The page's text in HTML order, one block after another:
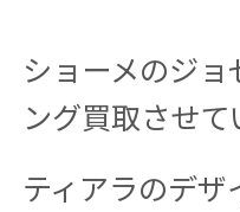
ショーメのジョ
ング買取させ
ティアラのデザ